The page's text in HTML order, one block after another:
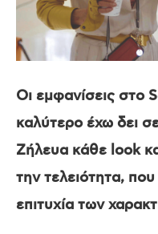
Οι εμφανίσεις στο
καλύτερο έχω δει
Ζήλευα κάθε look
την τελειότητα,
επιτυχία των